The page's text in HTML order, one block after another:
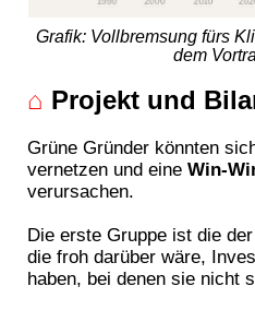
Grafik: Vollbremsung fürs
dem
⌂ Projekt und
Grüne Gründer könnten
vernetzen und eineWin-
verursachen.
Die erste Gruppe ist die
die froh darüber wäre,
haben, bei denen sie nicht